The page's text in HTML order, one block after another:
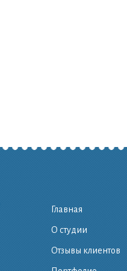
Главная
О студии
Отзывы клиентов